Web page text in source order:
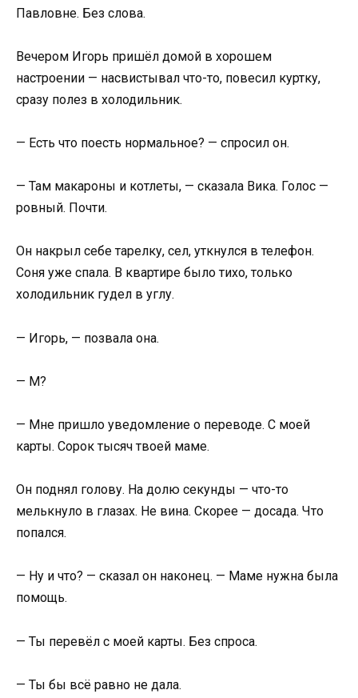
Павловне. Без слова.
Вечером Игорь пришёл домой в хорошем
настроении — насвистывал что-то, повесил куртку,
сразу полез в холодильник.
— Есть что поесть нормальное? — спросил он.
— Там макароны и котлеты, — сказала Вика. Голос —
ровный. Почти.
Он накрыл себе тарелку, сел, уткнулся в телефон.
Соня уже спала. В квартире было тихо, только
холодильник гудел в углу.
— Игорь, — позвала она.
— М?
— Мне пришло уведомление о переводе. С моей
карты. Сорок тысяч твоей маме.
Он поднял голову. На долю секунды — что-то
мелькнуло в глазах. Не вина. Скорее — досада. Что
попался.
— Ну и что? — сказал он наконец. — Маме нужна была
помощь.
— Ты перевёл с моей карты. Без спроса.
— Ты бы всё равно не дала.